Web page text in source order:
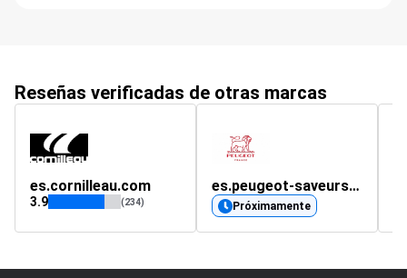
Reseñas verificadas de otras marcas
es.cornilleau.com
3.9 (234)
es.peugeot-saveurs.com
Próximamente